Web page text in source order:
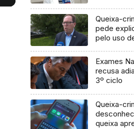
Queixa-
pede
pelo uso
Exames
recusa
3º ciclo
Queixa-
queixa